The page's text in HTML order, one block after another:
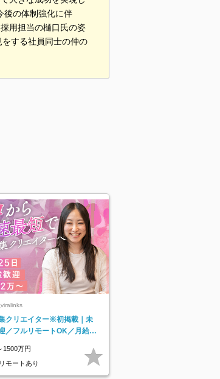
後の体制強化に伴
用担当の樋口氏の姿
する社員同士の仲の
クリエイター※初掲載｜未
／フルリモートOK／月給32
1500万円
モートあり